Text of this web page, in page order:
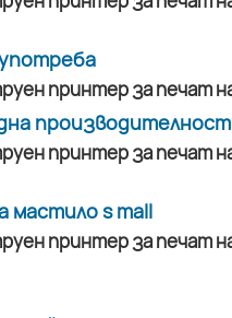
производителност
мастило s mall